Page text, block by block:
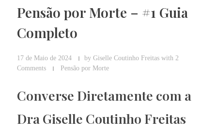
Pensão por Morte – #1 Guia
Completo
17 de Maio de 2024 by Giselle Coutinho Freitas with 2
Comments
Pensão por Morte
Converse Diretamente com a
Dra Giselle Coutinho Freitas